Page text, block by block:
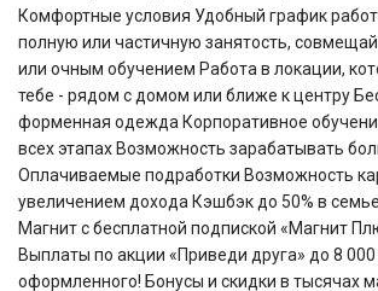
Комфортные условия Удобный график
полную или частичную занятость,
или очным обучением Работа в локации,
тебе - рядом с домом или ближе к центру
форменная одежда Корпоративное
всех этапах Возможность зарабатывать
Оплачиваемые подработки Возможность
увеличением дохода Кэшбэк до 50% в
Магнит с бесплатной подпиской «Магнит
Выплаты по акции «Приведи друга» до 8
оформленного! Бонусы и скидки в тысячах